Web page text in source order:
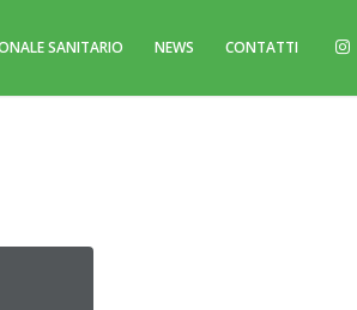
SANITARIO NEWS CONTATTI